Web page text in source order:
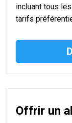
incluant tous
tarifs
Offrir un